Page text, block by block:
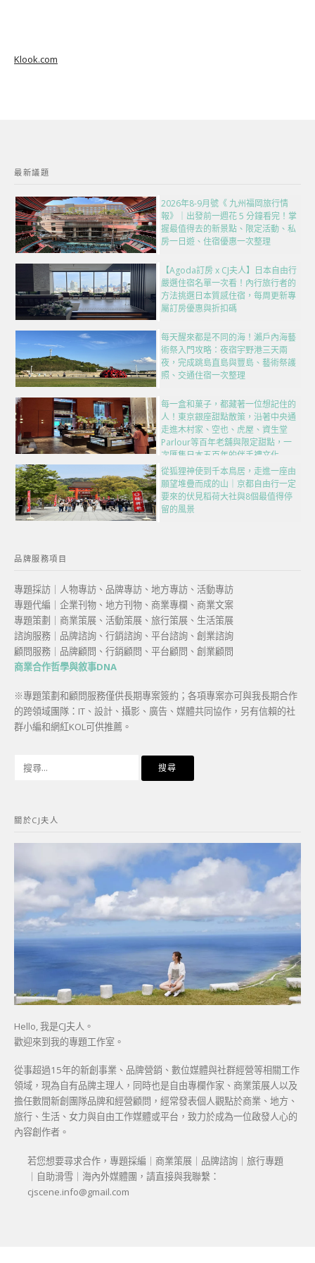
Klook.com
最新議題
2026年8-9月號《 九州福岡旅行情
報》｜出發前一週花 5 分鐘看完！掌
握最值得去的新景點、限定活動、私
房一日遊、住宿優惠一次整理
【Agoda訂房 x CJ夫人】日本自由行
嚴選住宿名單一次看！內行旅行者的
方法挑選日本質感住宿，每周更新專
屬訂房優惠與折扣碼
每天醒來都是不同的海！瀨戶內海藝
術祭入門攻略：夜宿宇野港三天兩
夜，完成跳島直島與豐島、藝術祭護
照、交通住宿一次整理
每一盒和菓子，都藏著一位想記住的
人！東京銀座甜點散策，沿著中央通
走進木村家、空也、虎屋、資生堂
Parlour等百年老舖與限定甜點，一
次匯集日本五百年的伴手禮文化
從狐狸神使到千本鳥居，走進一座由
願望堆疊而成的山｜京都自由行一定
要來的伏見稻荷大社與8個最值得停
留的風景
品牌服務項目
專題採訪｜人物專訪、品牌專訪、地方專訪、活動專訪
專題代編｜企業刊物、地方刊物、商業專欄、商業文案
專題策劃｜商業策展、活動策展、旅行策展、生活策展
諮詢服務｜品牌諮詢、行銷諮詢、平台諮詢、創業諮詢
顧問服務｜品牌顧問、行銷顧問、平台顧問、創業顧問
商業合作哲學與敘事DNA
※專題策劃和顧問服務僅供長期專案簽約；各項專案亦可與我長期合作
的跨領域團隊：IT、設計、攝影、廣告、媒體共同協作，另有信賴的社
群小編和網紅KOL可供推薦。
字:
關於CJ夫人
Hello, 我是CJ夫人。
歡迎來到我的專題工作室。
從事超過15年的新創事業、品牌營銷、數位媒體與社群經營等相關工作
領域，現為自有品牌主理人，同時也是自由專欄作家、商業策展人以及
擔任數間新創團隊品牌和經營顧問，經常發表個人觀點於商業、地方、
旅行、生活、女力與自由工作媒體或平台，致力於成為一位啟發人心的
內容創作者。
若您想要尋求合作，專題採編｜商業策展｜品牌諮詢｜旅行專題
｜自助滑雪｜海內外媒體團，請直接與我聯繫：
cjscene.info@gmail.com